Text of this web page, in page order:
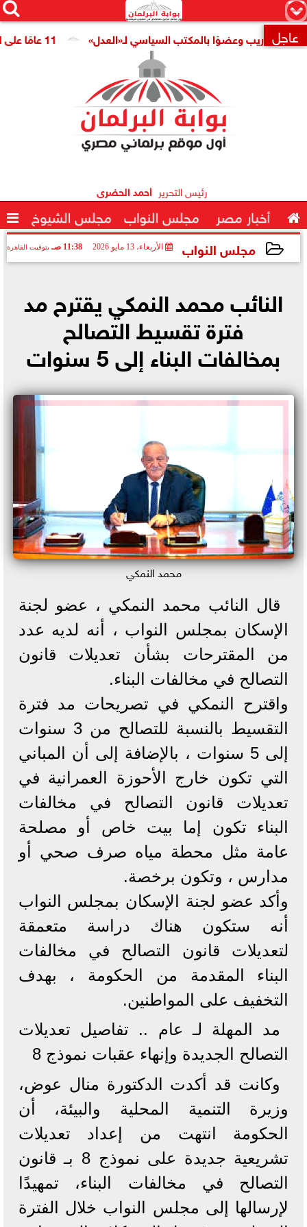
×


 عاجل 11 عامًا على افتتاح قناة السويس الجديدة.. النائبة مروة قنصوة: رؤية الدولة حولت الممر الملاحي إلى مركز اقتصادي عالمي وعضوًا بالمكتب السياسي لـ«العدل»
رئيس التحرير أحمد الحضرى
 أخبار مصر مجلس النواب مجلس الشيوخ 
مجلس النواب الأربعاء، 13 مايو 2026 11:38 صـ بتوقيت القاهرة
النائب محمد النمكي يقترح مد
فترة تقسيط التصالح
بمخالفات البناء إلى 5 سنوات
محمد النمكي
قال النائب محمد النمكي ، عضو لجنة
الإسكان بمجلس النواب ، أنه لديه عدد
من المقترحات بشأن تعديلات قانون
التصالح في مخالفات البناء.
واقترح النمكي في تصريحات مد فترة
التقسيط بالنسبة للتصالح من 3 سنوات
إلى 5 سنوات ، بالإضافة إلى أن المباني
التي تكون خارج الأحوزة العمرانية في
تعديلات قانون التصالح في مخالفات
البناء تكون إما بيت خاص أو مصلحة
عامة مثل محطة مياه صرف صحي أو
مدارس ، وتكون برخصة.
وأكد عضو لجنة الإسكان بمجلس النواب
أنه ستكون هناك دراسة متعمقة
لتعديلات قانون التصالح في مخالفات
البناء المقدمة من الحكومة ، بهدف
التخفيف على المواطنين.
مد المهلة لـ عام .. تفاصيل تعديلات
التصالح الجديدة وإنهاء عقبات نموذج 8
وكانت قد أكدت الدكتورة منال عوض،
وزيرة التنمية المحلية والبيئة، أن
الحكومة انتهت من إعداد تعديلات
تشريعية جديدة على نموذج 8 بـ قانون
التصالح في مخالفات البناء، تمهيدًا
لإرسالها إلى مجلس النواب خلال الفترة